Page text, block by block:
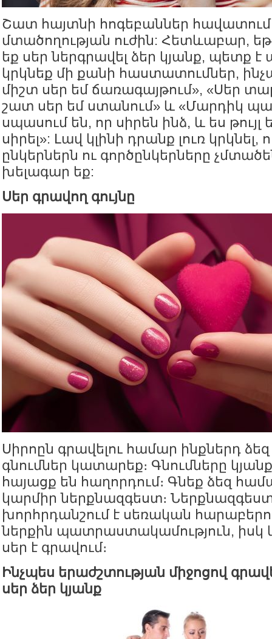
Շատ հայտնի հոգեբաններ
մտածողության ուժին: Հետևաբար,
եք սեր ներգրավել ձեր կյանք, պետք
կրկնեք մի քանի հաստատումներ,
միշտ սեր եմ ճառագայթում», «Սեր
շատ սեր եմ ստանում» և «Մարդիկ
սպասում են, որ սիրեն ինձ, և ես
սիրել»: Լավ կլինի դրանք լուռ կրկնել,
ընկերներն ու գործընկերները
խելագար եք:
Սեր գրավող գույնը
Սիրոըն գրավելու համար ինքներդ
գնումներ կատարեք։ Գնումները
հայացք են հաղորդում։ Գնեք ձեզ
կարմիր ներքնազգեստ։ Ներքնազգեստ
խորհրդանշում է սեռական
ներքին պատրաստակամություն, իսկ
սեր է գրավում։
Ինչպես երաժշտության միջոցով
սեր ձեր կյանք